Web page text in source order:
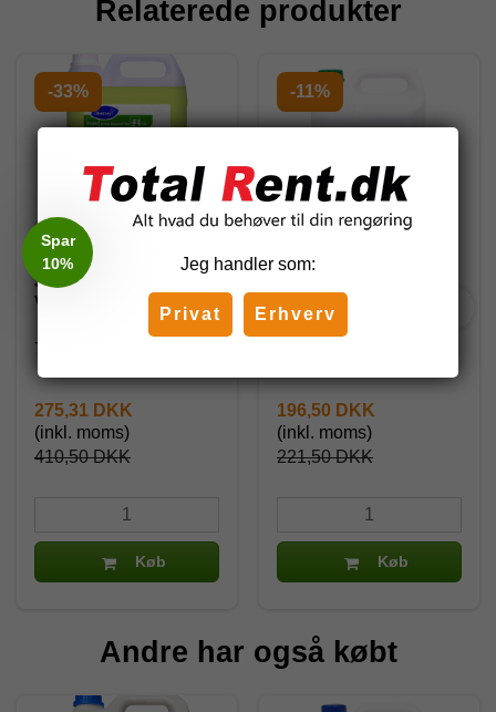
Relaterede produkter
-33%
Jontec Saponet Free
Vaskepleje, 5 l.
410,50 DKK
275,31 DKK
(inkl. moms)
Køb
-11%
221,50 DKK
196,50 DKK
(inkl. moms)
Køb
Andre har også købt
Jeg handler som:
Privat Erhverv
Spar
10%